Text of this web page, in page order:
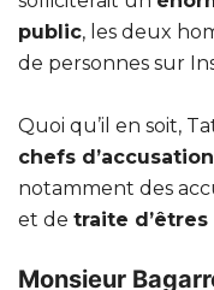
public, les deux
de personnes sur
Quoi qu’il en soit,
chefs d’accusation
notamment des
et de traite
Monsieur